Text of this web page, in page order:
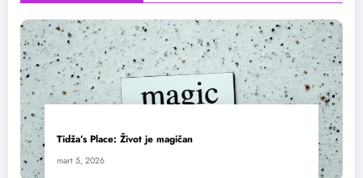
Tidža’s Place: Život je magičan
mart 5, 2026